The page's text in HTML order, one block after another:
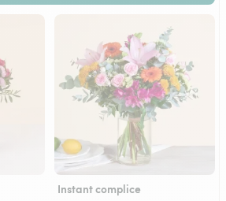
Instant complice